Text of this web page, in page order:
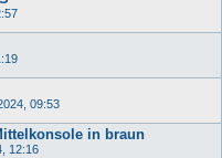
09:53
in braun
12:16